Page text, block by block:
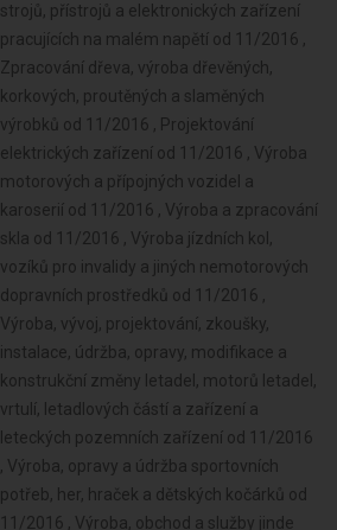
strojů, přístrojů a elektronických zařízení
pracujících na malém napětí od 11/2016 ,
Zpracování dřeva, výroba dřevěných,
korkových, proutěných a slaměných
výrobků od 11/2016 , Projektování
elektrických zařízení od 11/2016 , Výroba
motorových a přípojných vozidel a
karoserií od 11/2016 , Výroba a zpracování
skla od 11/2016 , Výroba jízdních kol,
vozíků pro invalidy a jiných nemotorových
dopravních prostředků od 11/2016 ,
Výroba, vývoj, projektování, zkoušky,
instalace, údržba, opravy, modifikace a
konstrukční změny letadel, motorů letadel,
vrtulí, letadlových částí a zařízení a
leteckých pozemních zařízení od 11/2016
, Výroba, opravy a údržba sportovních
potřeb, her, hraček a dětských kočárků od
11/2016 , Výroba, obchod a služby jinde